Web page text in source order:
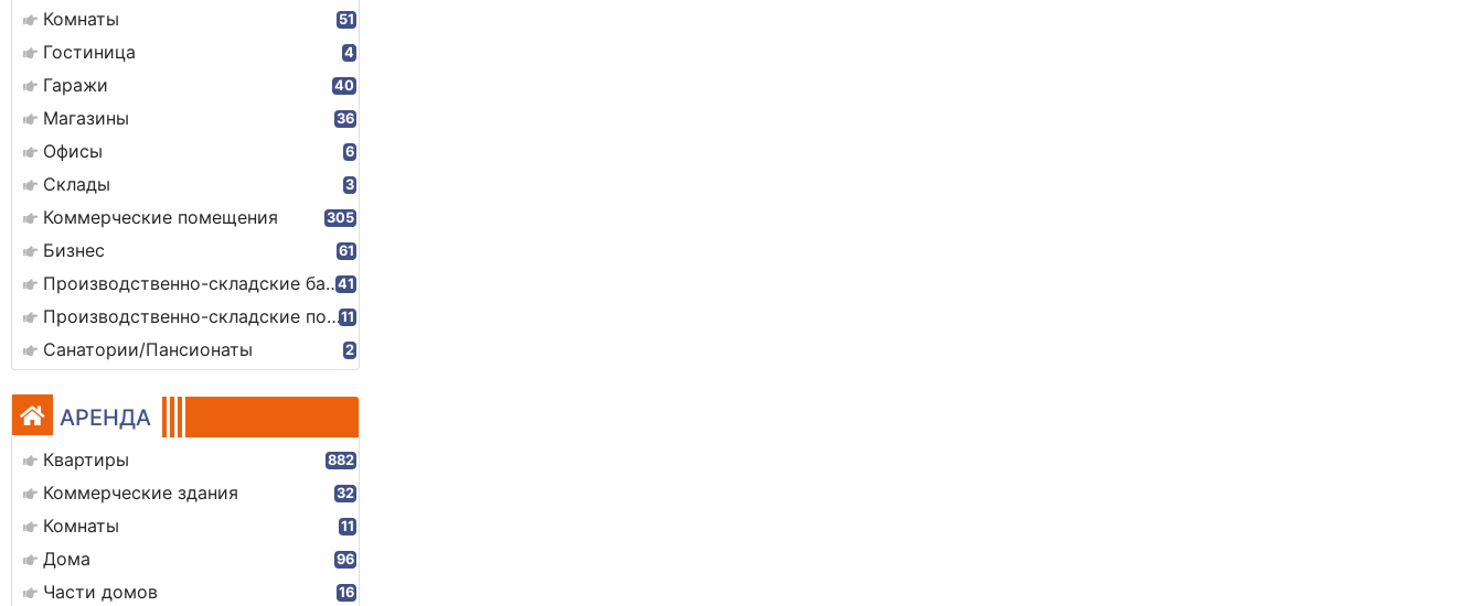
Комнаты 51
Гостиница 4
Гаражи 40
Магазины 36
Офисы 6
Склады 3
Коммерческие помещения 305
Бизнес 61
Производственно-складские базы41
Производственно-складские помещения11
Санатории/Пансионаты 2
АРЕНДА
Квартиры 882
Коммерческие здания 32
Комнаты 11
Дома 96
Части домов 16